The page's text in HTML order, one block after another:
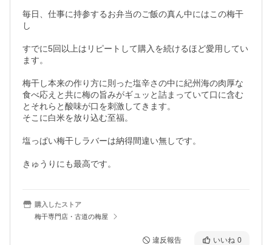
毎日、仕事に持参するお弁当のご飯の真ん中にはこの梅干
し
すでに5回以上はリピートして購入を続けるほど愛用してい
ます。
梅干し本来の作り方に則った塩辛さの中に紀州海の肉厚な
食べ応えと共に梅の旨みがギュッと詰まっていて口に含む
とそれらと酸味が口を刺激してきます。
そこに白米を放り込む至福。
塩っぱい梅干しラバーは納得間違い無しです。
きゅうりにも最高です。
購入したストア
梅干専門店・古道の梅屋
違反報告 いいね 0